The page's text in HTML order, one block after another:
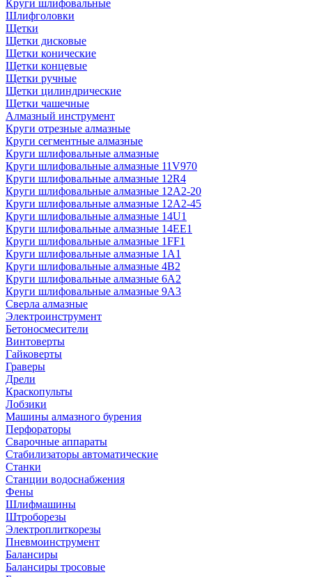
Круги шлифовальные
Шлифголовки
Щетки
Щетки дисковые
Щетки конические
Щетки концевые
Щетки ручные
Щетки цилиндрические
Щетки чашечные
Алмазный инструмент
Круги отрезные алмазные
Круги сегментные алмазные
Круги шлифовальные алмазные
Круги шлифовальные алмазные 11V970
Круги шлифовальные алмазные 12R4
Круги шлифовальные алмазные 12А2-20
Круги шлифовальные алмазные 12А2-45
Круги шлифовальные алмазные 14U1
Круги шлифовальные алмазные 14ЕЕ1
Круги шлифовальные алмазные 1FF1
Круги шлифовальные алмазные 1А1
Круги шлифовальные алмазные 4В2
Круги шлифовальные алмазные 6A2
Круги шлифовальные алмазные 9А3
Сверла алмазные
Электроинструмент
Бетоносмесители
Винтоверты
Гайковерты
Граверы
Дрели
Краскопульты
Лобзики
Машины алмазного бурения
Перфораторы
Сварочные аппараты
Стабилизаторы автоматические
Станки
Станции водоснабжения
Фены
Шлифмашины
Штроборезы
Электроплиткорезы
Пневмоинструмент
Балансиры
Балансиры тросовые